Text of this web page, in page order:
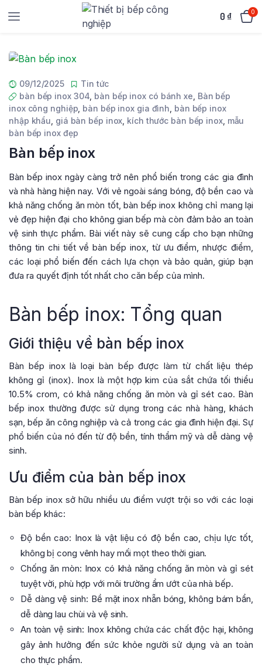
0 ₫ 0
09/12/2025
Tin tức
bàn bếp inox 304 bàn bếp inox có bánh xe Bàn bếp
inox công nghiệp bàn bếp inox gia đình bàn bếp inox
nhập khẩu giá bàn bếp inox kích thước bàn bếp inox, mẫu
bàn bếp inox đẹp
Bàn bếp inox
Bàn bếp inox ngày càng trở nên phổ biến trong các gia đình
và nhà hàng hiện nay. Với vẻ ngoài sáng bóng, độ bền cao và
khả năng chống ăn mòn tốt, bàn bếp inox không chỉ mang lại
vẻ đẹp hiện đại cho không gian bếp mà còn đảm bảo an toàn
vệ sinh thực phẩm. Bài viết này sẽ cung cấp cho bạn những
thông tin chi tiết về bàn bếp inox, từ ưu điểm, nhược điểm,
các loại phổ biến đến cách lựa chọn và bảo quản, giúp bạn
đưa ra quyết định tốt nhất cho căn bếp của mình.
Bàn bếp inox: Tổng quan
Giới thiệu về bàn bếp inox
Bàn bếp inox là loại bàn bếp được làm từ chất liệu thép
không gỉ (inox). Inox là một hợp kim của sắt chứa tối thiểu
10.5% crom, có khả năng chống ăn mòn và gỉ sét cao. Bàn
bếp inox thường được sử dụng trong các nhà hàng, khách
sạn, bếp ăn công nghiệp và cả trong các gia đình hiện đại. Sự
phổ biến của nó đến từ độ bền, tính thẩm mỹ và dễ dàng vệ
sinh.
Ưu điểm của bàn bếp inox
Bàn bếp inox sở hữu nhiều ưu điểm vượt trội so với các loại
bàn bếp khác:
Độ bền cao: Inox là vật liệu có độ bền cao, chịu lực tốt,
không bị cong vênh hay mối mọt theo thời gian.
Chống ăn mòn: Inox có khả năng chống ăn mòn và gỉ sét
tuyệt vời, phù hợp với môi trường ẩm ướt của nhà bếp.
Dễ dàng vệ sinh: Bề mặt inox nhẵn bóng, không bám bẩn,
dễ dàng lau chùi và vệ sinh.
An toàn vệ sinh: Inox không chứa các chất độc hại, không
gây ảnh hưởng đến sức khỏe người sử dụng và an toàn
cho thực phẩm.